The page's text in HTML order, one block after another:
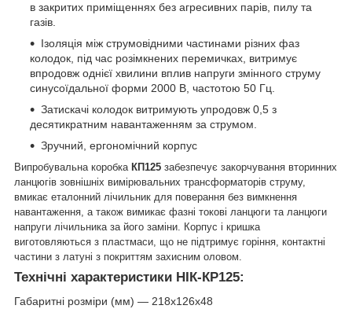
в закритих приміщеннях без агресивних парів, пилу та
газів.
Ізоляція між струмовідними частинами різних фаз
колодок, під час розімкнених перемичках, витримує
впродовж однієї хвилини вплив напруги змінного струму
синусоїдальної форми 2000 В, частотою 50 Гц.
Затискачі колодок витримують упродовж 0,5 з
десятикратним навантаженням за струмом.
Зручний, ергономічний корпус
Випробувальна коробка КП125 забезпечує закорчування вторинних
ланцюгів зовнішніх вимірювальних трансформаторів струму,
вмикає еталонний лічильник для поверання без вимкнення
навантаження, а також вимикає фазні токові ланцюги та ланцюги
напруги лічильника за його заміни. Корпус і кришка
виготовляються з пластмаси, що не підтримує горіння, контактні
частини з латуні з покриттям захисним оловом.
Технічні характеристики НІК-КР125:
Габаритні розміри (мм) — 218х126х48